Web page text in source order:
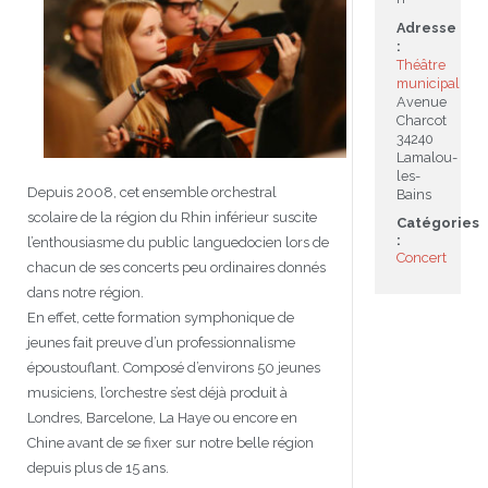
Niveaux de base
Perfectionnement
Cours thématiques
Atelier de chant
Formation professionnelle
Cours enfants / ados
Cours particuliers
Stages intensifs
Centre d’examens
Inscriptions et tarifs
Tandem linguistique
Infos profs d’allemand
Matériel pédagogique
Formation des enseignants
Infos pour les parents
Section Internationale Allemand
AbiBac
Cercle de lecture
Onleihe – Prêt en ligne
écolotude
Conseil de mobilité
Coaching individuel
Point info
Volontariat écologique
Opportunités
Petites annonces
Parcourir les annonces
Rédiger une annonce
Brieffreunde@correspondants
Classe@Klasse
Inscription pour les classes françaises
Anmeldung für deutsche Klassen
Inscription à notre newsletter
Actualités
Notre équipe
Equipe de Montpellier
Equipe de Heidelberg
Jumelage Heidelberg / Montpellier
50 ans en 2016
Maison de Montpellier
Plan d’accès
Partenaires institutionnels
Coopérations culturelles et pédagogiques
Réseaux franco-allemands en LR
Réseau d’affaires
Liens utiles
Les Mystères de Heidelberg
99Ballons
Depuis 2008, cet ensemble orchestral
scolaire de la région du Rhin inférieur suscite
l’enthousiasme du public languedocien lors de
chacun de ses concerts peu ordinaires donnés
dans notre région.
En effet, cette formation symphonique de
jeunes fait preuve d’un professionnalisme
époustouflant. Composé d’environs 50 jeunes
musiciens, l’orchestre s’est déjà produit à
Londres, Barcelone, La Haye ou encore en
Chine avant de se fixer sur notre belle région
depuis plus de 15 ans.
Adresse
:
Théâtre
municipal
Avenue
Charcot
34240
Lamalou-
les-
Bains
Catégories
:
Concert